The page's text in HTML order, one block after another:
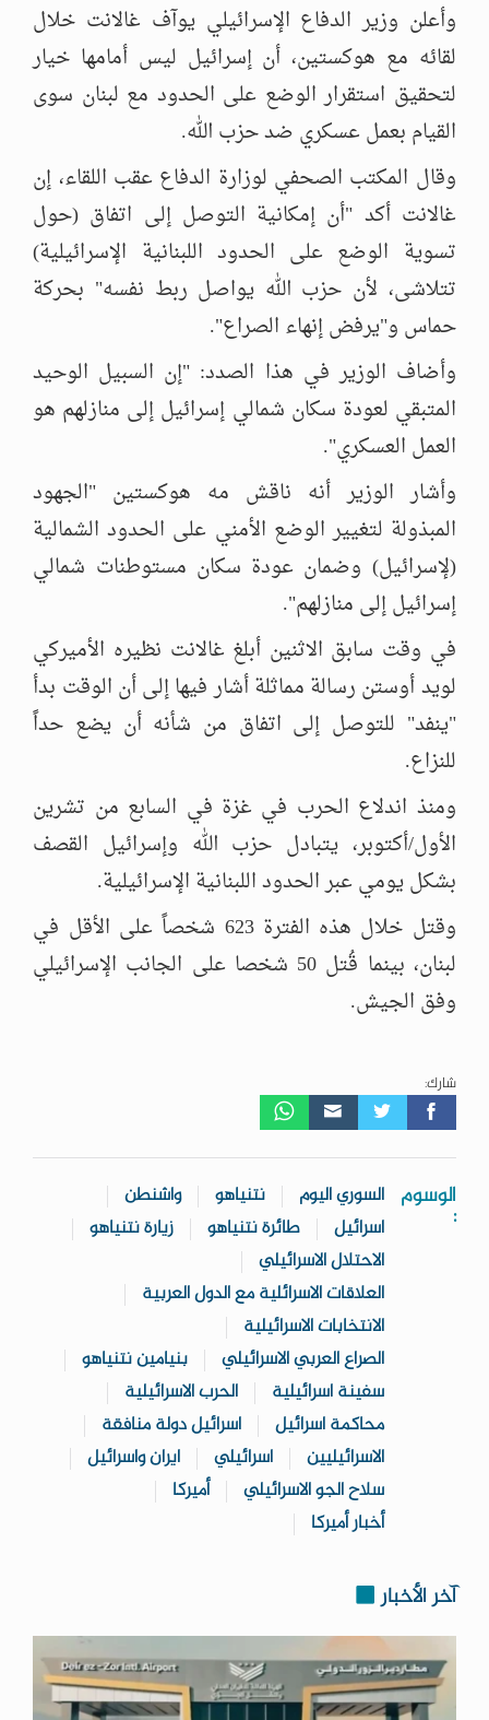
وأعلن وزير الدفاع الإسرائيلي يوآف غالانت خلال
لقائه مع هوكستين، أن إسرائيل ليس أمامها خيار
لتحقيق استقرار الوضع على الحدود مع لبنان سوى
القيام بعمل عسكري ضد حزب الله.
وقال المكتب الصحفي لوزارة الدفاع عقب اللقاء، إن
غالانت أكد "أن إمكانية التوصل إلى اتفاق (حول
تسوية الوضع على الحدود اللبنانية الإسرائيلية)
تتلاشى، لأن حزب الله يواصل ربط نفسه" بحركة
حماس و"يرفض إنهاء الصراع".
وأضاف الوزير في هذا الصدد: "إن السبيل الوحيد
المتبقي لعودة سكان شمالي إسرائيل إلى منازلهم هو
العمل العسكري".
وأشار الوزير أنه ناقش مه هوكستين "الجهود
المبذولة لتغيير الوضع الأمني على الحدود الشمالية
(لإسرائيل) وضمان عودة سكان مستوطنات شمالي
إسرائيل إلى منازلهم".
في وقت سابق الاثنين أبلغ غالانت نظيره الأميركي
لويد أوستن رسالة مماثلة أشار فيها إلى أن الوقت بدأ
"ينفد" للتوصل إلى اتفاق من شأنه أن يضع حداً
للنزاع.
ومنذ اندلاع الحرب في غزة في السابع من تشرين
الأول/أكتوبر، يتبادل حزب الله وإسرائيل القصف
بشكل يومي عبر الحدود اللبنانية الإسرائيلية.
وقتل خلال هذه الفترة 623 شخصاً على الأقل في
لبنان، بينما قُتل 50 شخصا على الجانب الإسرائيلي
وفق الجيش.
شارك:
الوسوم
:
السوري اليوم نتنياهو
واشنطن
اسرائيل
طائرة نتنياهو
زيارة نتنياهو
الاحتلال الاسرائيلي
العلاقات الاسرائلية مع الدول العربية
الانتخابات الاسرائيلية
الصراع العربي الاسرائيلي
بنيامين نتنياهو
سفينة اسرائيلية
الحرب الاسرائيلية
محاكمة اسرائيل
اسرائيل دولة منافقة
الاسرائيليين
اسرائيلي
ايران واسرائيل
سلاح الجو الاسرائيلي
أميركا
أخبار أميركا
آخر الأخبار